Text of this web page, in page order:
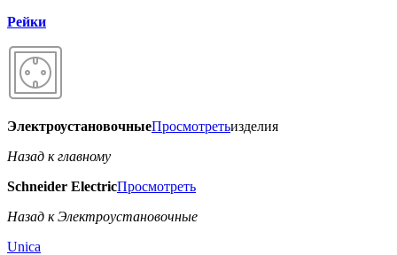
Рейки
ЭлектроустановочныеПросмотретьизделия
Назад к главному
Schneider ElectricПросмотреть
Назад к Электроустановочные
Unica